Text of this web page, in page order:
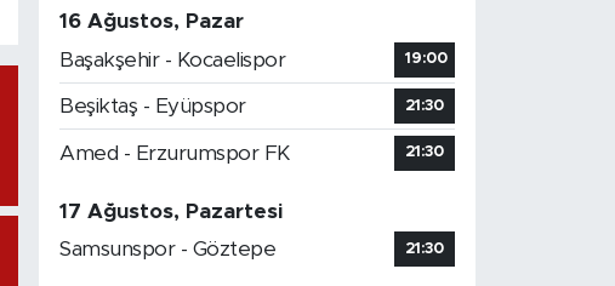
16 Ağustos, Pazar
Başakşehir - Kocaelispor
19:00
Beşiktaş - Eyüpspor 21:30
Amed - Erzurumspor FK 21:30
17 Ağustos, Pazartesi
Samsunspor - Göztepe
21:30